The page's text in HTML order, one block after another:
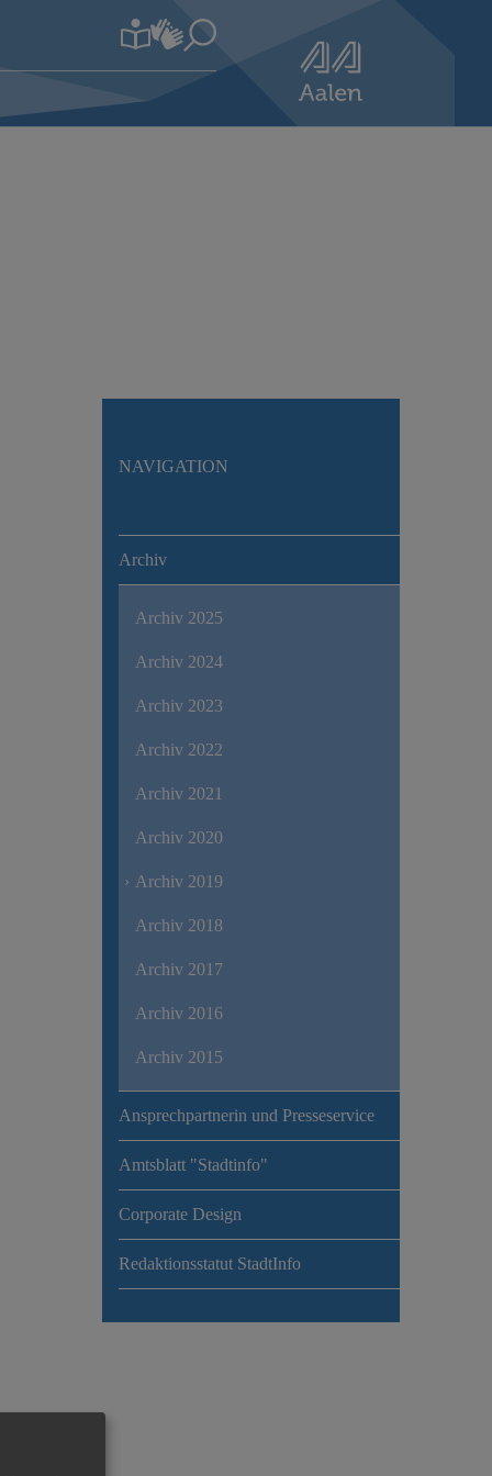
NAVIGATION
Archiv
Archiv 2025
Archiv 2024
Archiv 2023
Archiv 2022
Archiv 2021
Archiv 2020
Archiv 2019
Archiv 2018
Archiv 2017
Archiv 2016
Archiv 2015
Ansprechpartnerin und Presseservice
Amtsblatt "Stadtinfo"
Corporate Design
Redaktionsstatut StadtInfo